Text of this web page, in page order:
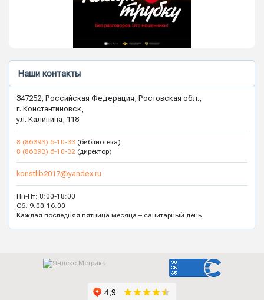
Наши контакты
347252, Российская Федерация, Ростовская обл.,
г. Константиновск,
ул. Калинина, 118
8 (86393) 6-10-33 (библиотека)
8 (86393) 6-10-32 (директор)
konstlib2017@yandex.ru
Пн-Пт: 8:00-18:00
Сб: 9:00-16:00
Каждая последняя пятница месяца – санитарный день